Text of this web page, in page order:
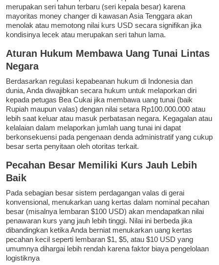
merupakan seri tahun terbaru (seri kepala besar) karena
mayoritas money changer di kawasan Asia Tenggara akan
menolak atau memotong nilai kurs USD secara signifikan jika
kondisinya lecek atau merupakan seri tahun lama.
Aturan Hukum Membawa Uang Tunai Lintas
Negara
Berdasarkan regulasi kepabeanan hukum di Indonesia dan
dunia, Anda diwajibkan secara hukum untuk melaporkan diri
kepada petugas Bea Cukai jika membawa uang tunai (baik
Rupiah maupun valas) dengan nilai setara Rp100.000.000 atau
lebih saat keluar atau masuk perbatasan negara. Kegagalan atau
kelalaian dalam melaporkan jumlah uang tunai ini dapat
berkonsekuensi pada pengenaan denda administratif yang cukup
besar serta penyitaan oleh otoritas terkait.
Pecahan Besar Memiliki Kurs Jauh Lebih
Baik
Pada sebagian besar sistem perdagangan valas di gerai
konvensional, menukarkan uang kertas dalam nominal pecahan
besar (misalnya lembaran $100 USD) akan mendapatkan nilai
penawaran kurs yang jauh lebih tinggi. Nilai ini berbeda jika
dibandingkan ketika Anda berniat menukarkan uang kertas
pecahan kecil seperti lembaran $1, $5, atau $10 USD yang
umumnya dihargai lebih rendah karena faktor biaya pengelolaan
logistiknya